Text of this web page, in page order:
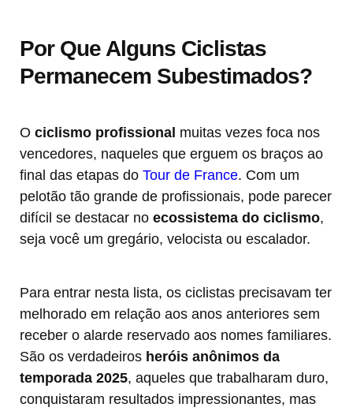
Por Que Alguns Ciclistas
Permanecem Subestimados?
O ciclismo profissional muitas vezes foca nos
vencedores, naqueles que erguem os braços ao
final das etapas do Tour de France. Com um
pelotão tão grande de profissionais, pode parecer
difícil se destacar no ecossistema do ciclismo,
seja você um gregário, velocista ou escalador.
Para entrar nesta lista, os ciclistas precisavam ter
melhorado em relação aos anos anteriores sem
receber o alarde reservado aos nomes familiares.
São os verdadeiros heróis anônimos da
temporada 2025, aqueles que trabalharam duro,
conquistaram resultados impressionantes, mas